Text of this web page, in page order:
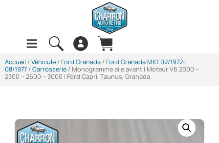
Accueil / Véhicule / Ford Granada / Ford Granada MK1 02/1972-
08/1977 / Carrosserie / Monogramme aile avant | Moteur V6 2000 –
2300 – 2600 – 3000 | Ford Capri, Taunus, Granada